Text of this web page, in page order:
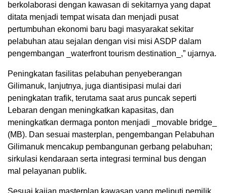
berkolaborasi dengan kawasan di sekitarnya yang dapat
ditata menjadi tempat wisata dan menjadi pusat
pertumbuhan ekonomi baru bagi masyarakat sekitar
pelabuhan atau sejalan dengan visi misi ASDP dalam
pengembangan _waterfront tourism destination_,” ujarnya.
Peningkatan fasilitas pelabuhan penyeberangan
Gilimanuk, lanjutnya, juga diantisipasi mulai dari
peningkatan trafik, terutama saat arus puncak seperti
Lebaran dengan meningkatkan kapasitas, dan
meningkatkan dermaga ponton menjadi _movable bridge_
(MB). Dan sesuai masterplan, pengembangan Pelabuhan
Gilimanuk mencakup pembangunan gerbang pelabuhan;
sirkulasi kendaraan serta integrasi terminal bus dengan
mal pelayanan publik.